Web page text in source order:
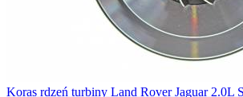
Koras rdzeń turbiny Land Rover Jaguar 2.0L